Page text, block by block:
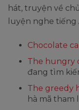
hát, truyện về
luyện nghe tiếng
Chocolate
The hungry
đang tìm
The greedy
hà mã tham